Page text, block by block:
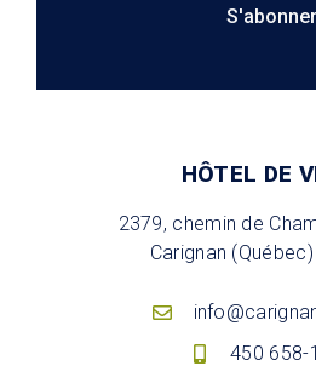
S'abonner
HÔTEL DE
2379, chemin de
Carignan
450 658-